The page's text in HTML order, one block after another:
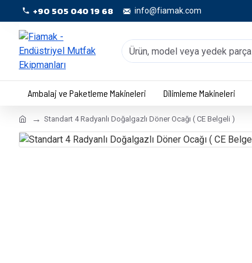
+90 505 040 19 68 info@fiamak.com
Ambalaj ve Paketleme Makineleri Dilimleme Makineleri
Standart 4 Radyanlı Doğalgazlı Döner Ocağı ( CE Belgeli )